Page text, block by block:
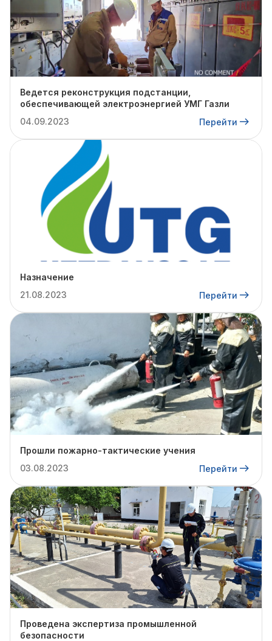
Ведется реконструкция подстанции,
обеспечивающей электроэнергией УМГ Газли
04.09.2023
Перейти
Назначение
21.08.2023
Перейти
Прошли пожарно-тактические учения
03.08.2023
Перейти
Проведена экспертиза промышленной
безопасности